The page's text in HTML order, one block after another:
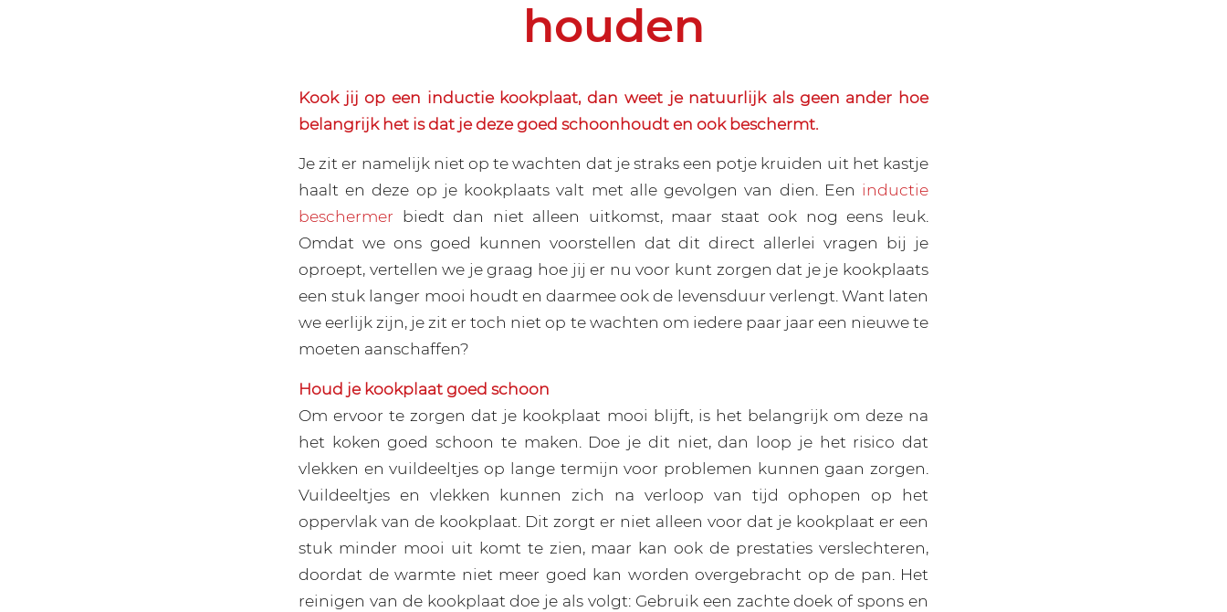
houden
Kook jij op een inductie kookplaat, dan weet je natuurlijk als geen ander hoe
belangrijk het is dat je deze goed schoonhoudt en ook beschermt.
Je zit er namelijk niet op te wachten dat je straks een potje kruiden uit het kastje
haalt en deze op je kookplaats valt met alle gevolgen van dien. Een inductie
beschermer biedt dan niet alleen uitkomst, maar staat ook nog eens leuk.
Omdat we ons goed kunnen voorstellen dat dit direct allerlei vragen bij je
oproept, vertellen we je graag hoe jij er nu voor kunt zorgen dat je je kookplaats
een stuk langer mooi houdt en daarmee ook de levensduur verlengt. Want laten
we eerlijk zijn, je zit er toch niet op te wachten om iedere paar jaar een nieuwe te
moeten aanschaffen?
Houd je kookplaat goed schoon
Om ervoor te zorgen dat je kookplaat mooi blijft, is het belangrijk om deze na
het koken goed schoon te maken. Doe je dit niet, dan loop je het risico dat
vlekken en vuildeeltjes op lange termijn voor problemen kunnen gaan zorgen.
Vuildeeltjes en vlekken kunnen zich na verloop van tijd ophopen op het
oppervlak van de kookplaat. Dit zorgt er niet alleen voor dat je kookplaat er een
stuk minder mooi uit komt te zien, maar kan ook de prestaties verslechteren,
doordat de warmte niet meer goed kan worden overgebracht op de pan. Het
reinigen van de kookplaat doe je als volgt: Gebruik een zachte doek of spons en